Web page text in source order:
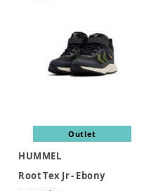
Outlet
HUMMEL
Root Tex Jr - Ebony